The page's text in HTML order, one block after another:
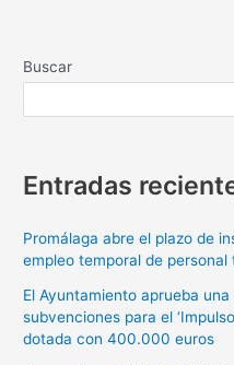
Buscar
Entradas
Promálaga abre el plazo de
empleo temporal de
El Ayuntamiento aprueba
subvenciones para el
dotada con 400.000 euros